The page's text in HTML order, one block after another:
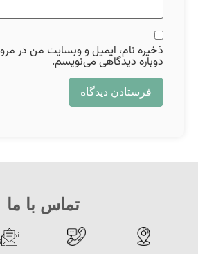
ذخیره نام، ایمیل و وبسایت من در
دوباره دیدگاهی می‌نویسم.
تماس با ما